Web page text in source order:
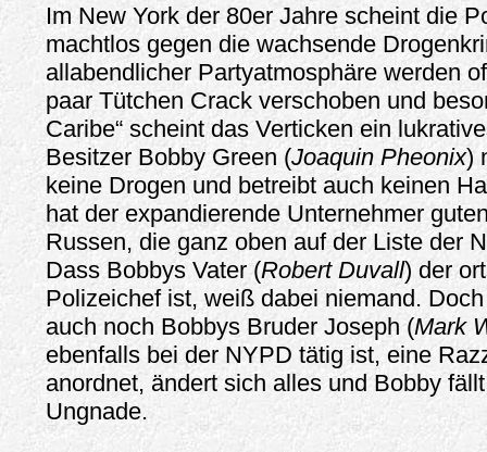
Im New York der 80er Jahre scheint die
machtlos gegen die wachsende
allabendlicher Partyatmosphäre werden
paar Tütchen Crack verschoben und
Caribe“ scheint das Verticken ein
Besitzer Bobby Green (Joaquin Pheonix)
keine Drogen und betreibt auch keinen
hat der expandierende Unternehmer
Russen, die ganz oben auf der Liste der
Dass Bobbys Vater (Robert Duvall) der
Polizeichef ist, weiß dabei niemand.
auch noch Bobbys Bruder Joseph (Mark
ebenfalls bei der NYPD tätig ist, eine
anordnet, ändert sich alles und Bobby
Ungnade.